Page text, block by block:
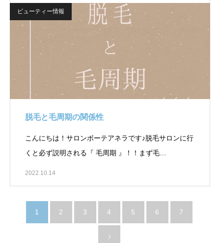
ビューティー情報
脱毛と毛周期の関係性
こんにちは！サロンボーテアネラです♪脱毛サロンに行
くと必ず説明される『 毛周期 』！！まず毛…
2022.10.14
1 2 3 4 5 6 7